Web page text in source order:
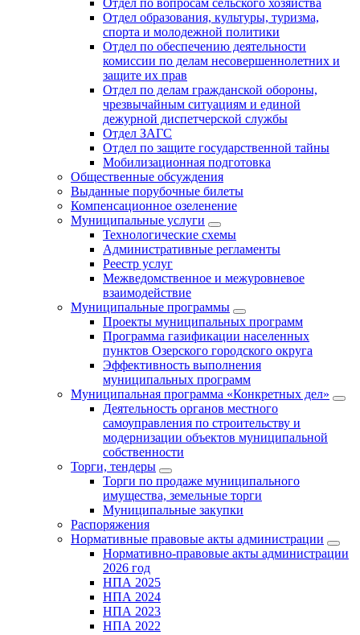
Отдел по вопросам сельского хозяйства
Отдел образования, культуры, туризма,
спорта и молодежной политики
Отдел по обеспечению деятельности
комиссии по делам несовершеннолетних и
защите их прав
Отдел по делам гражданской обороны,
чрезвычайным ситуациям и единой
дежурной диспетчерской службы
Отдел ЗАГС
Отдел по защите государственной тайны
Мобилизационная подготовка
Общественные обсуждения
Выданные порубочные билеты
Компенсационное озеленение
Муниципальные услуги
Технологические схемы
Административные регламенты
Реестр услуг
Межведомственное и межуровневое
взаимодействие
Муниципальные программы
Проекты муниципальных программ
Программа газификации населенных
пунктов Озерского городского округа
Эффективность выполнения
муниципальных программ
Муниципальная программа «Конкретных дел»
Деятельность органов местного
самоуправления по строительству и
модернизации объектов муниципальной
собственности
Торги, тендеры
Торги по продаже муниципального
имущества, земельные торги
Муниципальные закупки
Распоряжения
Нормативные правовые акты администрации
Нормативно-правовые акты администрации
2026 год
НПА 2025
НПА 2024
НПА 2023
НПА 2022